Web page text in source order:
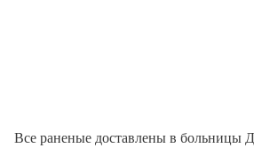
Все раненые доставлены в больницы